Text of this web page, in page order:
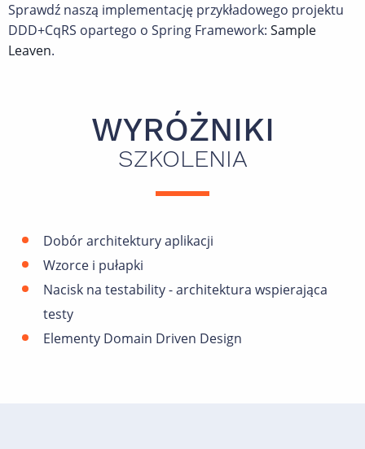
Sprawdź naszą implementację przykładowego projektu
DDD+CqRS opartego o Spring Framework: Sample
Leaven.
WYRÓŻNIKI
SZKOLENIA
Dobór architektury aplikacji
Wzorce i pułapki
Nacisk na testability - architektura wspierająca
testy
Elementy Domain Driven Design